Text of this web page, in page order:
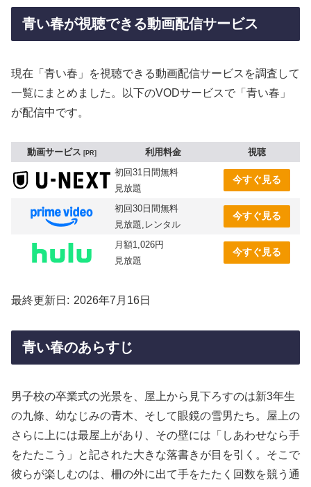
青い春が視聴できる動画配信サービス
現在「青い春」を視聴できる動画配信サービスを調査して
一覧にまとめました。以下のVODサービスで「青い春」
が配信中です。
動画サービス PR 利用料金
視聴
初回31日間無料
見放題
今すぐ見る
初回30日間無料
見放題,レンタル
今すぐ見る
月額1,026円
見放題
今すぐ見る
最終更新日 2026年7月16日
青い春のあらすじ
男子校の卒業式の光景を、屋上から見下ろすのは新3年生
の九條、幼なじみの青木、そして眼鏡の雪男たち。屋上の
さらに上には最屋上があり、その壁には「しあわせなら手
をたたこう」と記された大きな落書きが目を引く。そこで
彼らが楽しむのは、柵の外に出て手をたたく回数を競う通